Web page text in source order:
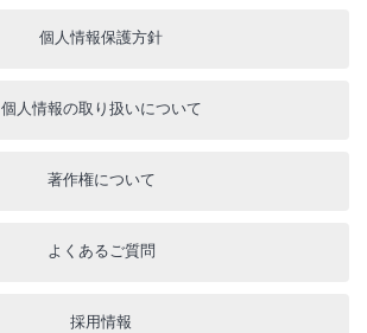
個人情報保護方針
個人情報の取り扱いについて
著作権について
よくあるご質問
採用情報